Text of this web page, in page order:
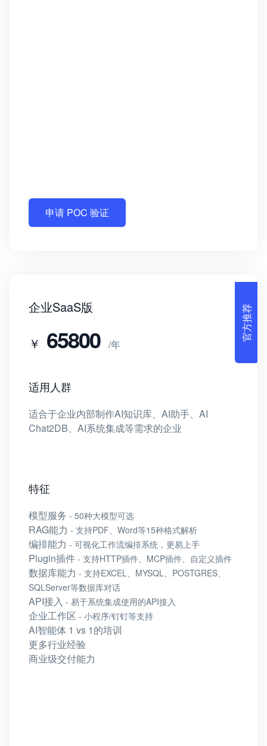
申请 POC 验证
官方推荐
企业SaaS版
￥ 65800 /年
适用人群
适合于企业内部制作AI知识库、AI助手、AI
Chat2DB、AI系统集成等需求的企业
特征
模型服务 - 50种大模型可选
RAG能力 - 支持PDF、Word等15种格式解析
编排能力 - 可视化工作流编排系统，更易上手
Plugin插件 - 支持HTTP插件、MCP插件、自定义插件
数据库能力 - 支持EXCEL、MYSQL、POSTGRES、
SQLServer等数据库对话
API接入 - 易于系统集成使用的API接入
企业工作区 - 小程序/钉钉等支持
AI智能体 1 vs 1的培训
更多行业经验
商业级交付能力